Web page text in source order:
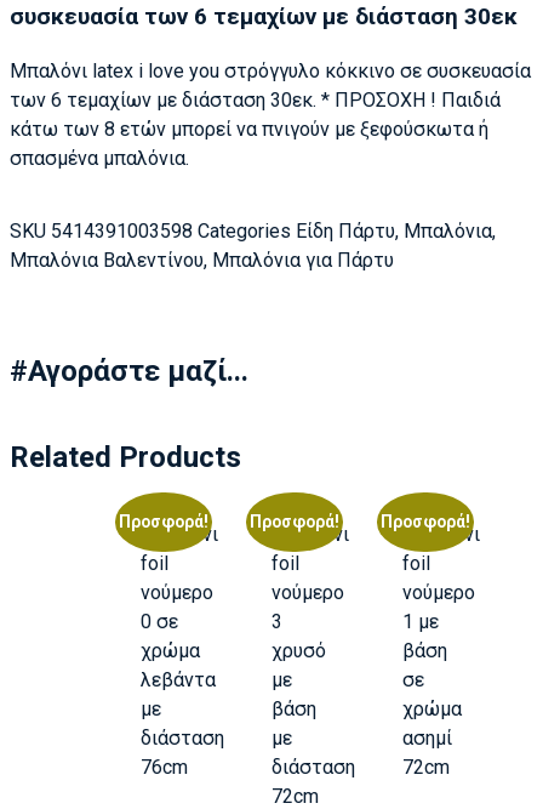
συσκευασία των 6 τεμαχίων με διάσταση 30εκ
Μπαλόνι latex i love you στρόγγυλο κόκκινο σε συσκευασία
των 6 τεμαχίων με διάσταση 30εκ. * ΠΡΟΣΟΧΗ ! Παιδιά
κάτω των 8 ετών μπορεί να πνιγούν με ξεφούσκωτα ή
σπασμένα μπαλόνια.
SKU 5414391003598 Categories Είδη Πάρτυ, Μπαλόνια,
Μπαλόνια Βαλεντίνου, Μπαλόνια για Πάρτυ
#Αγοράστε μαζί...
Related Products
Προσφορά! Προσφορά! Προσφορά!